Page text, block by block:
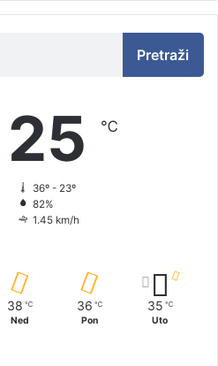
Pretraži
25 ℃
36º - 23º
82%
1.45 km/h
38 ℃
Ned
36 ℃
Pon
35 ℃
Uto